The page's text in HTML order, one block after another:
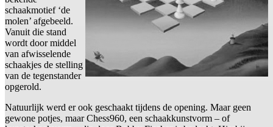
schaakmotief ‘de
molen’ afgebeeld.
Vanuit die stand
wordt door middel
van afwisselende
schaakjes de stelling
van de tegenstander
opgerold.
Natuurlijk werd er ook geschaakt tijdens de opening. Maar geen
gewone potjes, maar Chess960, een schaakkunstvorm – of